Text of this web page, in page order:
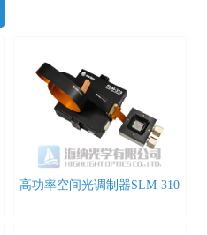
高功率空间光调制器SLM-310